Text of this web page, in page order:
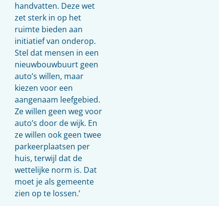
handvatten. Deze wet
zet sterk in op het
ruimte bieden aan
initiatief van onderop.
Stel dat mensen in een
nieuwbouwbuurt geen
auto’s willen, maar
kiezen voor een
aangenaam leefgebied.
Ze willen geen weg voor
auto’s door de wijk. En
ze willen ook geen twee
parkeerplaatsen per
huis, terwijl dat de
wettelijke norm is. Dat
moet je als gemeente
zien op te lossen.’